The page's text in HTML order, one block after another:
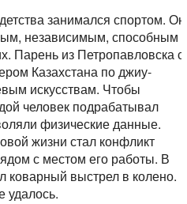
занимался спортом. Он
независимым, способным
Парень из Петропавловска с
Казахстана по джиу-
искусствам. Чтобы
человек подрабатывал
физические данные.
жизни стал конфликт
с местом его работы. В
коварный выстрел в колено.
удалось.